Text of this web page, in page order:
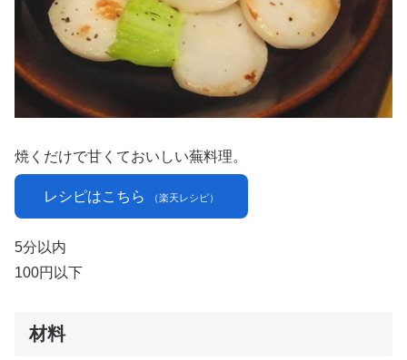
焼くだけで甘くておいしい蕪料理。
レシピはこちら （楽天レシピ）
5分以内
100円以下
材料